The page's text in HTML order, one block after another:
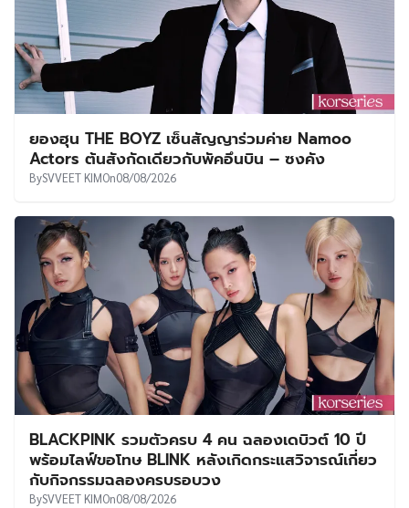
ยองฮุน THE BOYZ เซ็นสัญญาร่วมค่าย Namoo
Actors ต้นสังกัดเดียวกับพัคอึนบิน – ซงคัง
BySVVEET KIMOn08/08/2026
BLACKPINK รวมตัวครบ 4 คน ฉลองเดบิวต์ 10 ปี
พร้อมไลฟ์ขอโทษ BLINK หลังเกิดกระแสวิจารณ์เกี่ยว
กับกิจกรรมฉลองครบรอบวง
BySVVEET KIMOn08/08/2026